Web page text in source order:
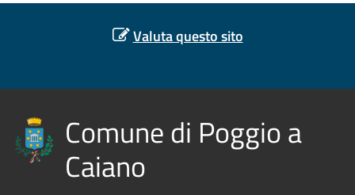
Valuta questo sito
Comune di Poggio a
Caiano